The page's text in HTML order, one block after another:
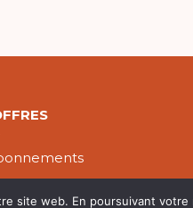
site web. En poursuivant